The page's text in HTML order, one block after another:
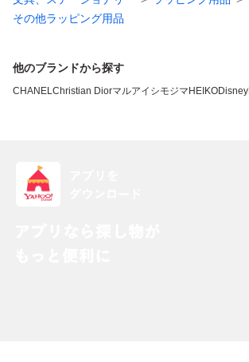
その他ラッピング用品
他のブランドから探す
CHANELChristian Diorマルアイ シモジマ HEIKODisney